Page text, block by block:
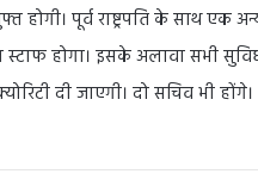
होगी। पूर्व राष्ट्रपति के साथ
होगा। इसके अलावा सभी
दी जाएगी। दो सचिव भी होंगे।